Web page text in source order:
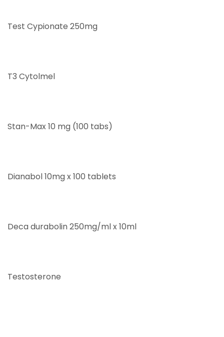
Test Cypionate 250mg
T3 Cytolmel
Stan-Max 10 mg (100 tabs)
Dianabol 10mg x 100 tablets
Deca durabolin 250mg/ml x 10ml
Testosterone